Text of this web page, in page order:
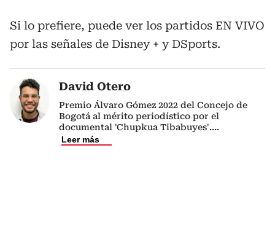
Si lo prefiere, puede ver los partidos EN VIVO
por las señales de Disney + y DSports.
David Otero
Premio Álvaro Gómez 2022 del Concejo de
Bogotá al mérito periodístico por el
documental 'Chupkua Tibabuyes'....
Leer más